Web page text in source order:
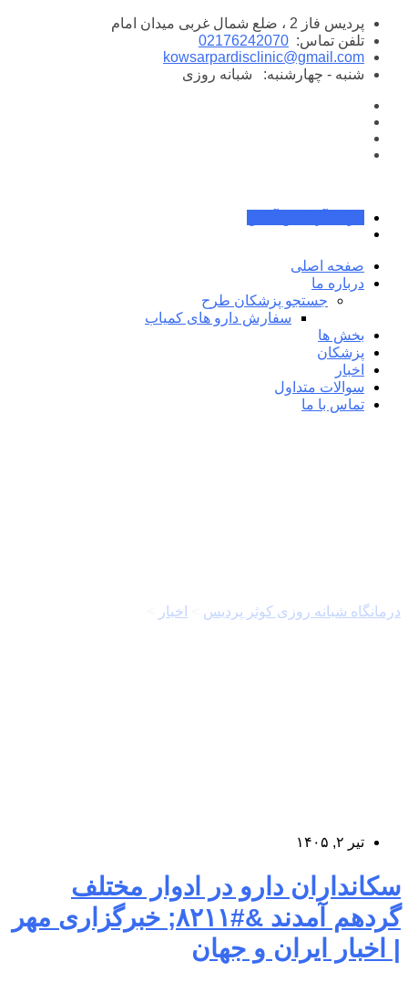
پرش
محتوا
پردیس فاز 2 ، ضلع شمال غربی میدان امام
تلفن تماس: 02176242070
kowsarpardisclinic@gmail.com
شنبه - چهارشنبه:
شبانه روزی
صفحه اصلی
درباره ما
جستجو پزشکان طرح
سفارش دارو های کمیاب
بخش ها
پزشکان
اخبار
سوالات متداول
تماس با ما
درمانگاه شبانه روزی کوثر پردیس اخبار
تیر ۲, ۱۴۰۵
سکانداران دارو در ادوار مختلف
گردهم آمدند &#۸۲۱۱; خبرگزاری مهر
| اخبار ایران و جهان